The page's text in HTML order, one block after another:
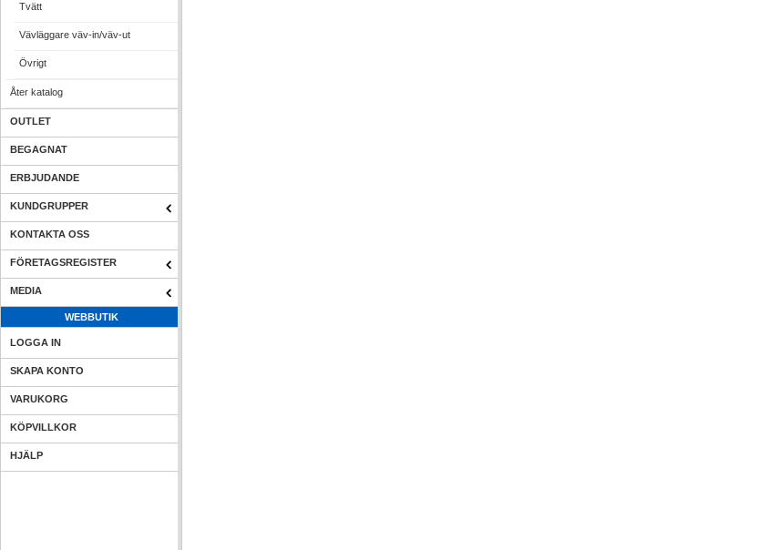
Tvätt
Vävläggare väv-in/väv-ut
Övrigt
Åter katalog
OUTLET
BEGAGNAT
ERBJUDANDE
KUNDGRUPPER
KONTAKTA OSS
FÖRETAGSREGISTER
MEDIA
WEBBUTIK
LOGGA IN
SKAPA KONTO
VARUKORG
KÖPVILLKOR
HJÄLP